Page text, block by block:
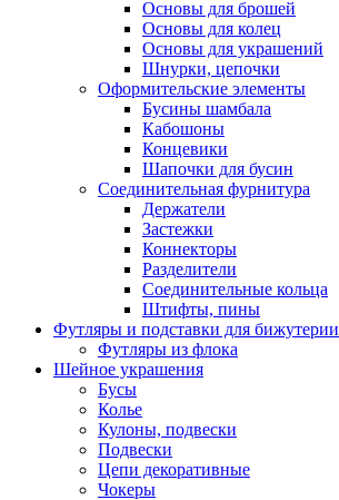
Основы для брошей
Основы для колец
Основы для украшений
Шнурки, цепочки
Оформительские элементы
Бусины шамбала
Кабошоны
Концевики
Шапочки для бусин
Соединительная фурнитура
Держатели
Застежки
Коннекторы
Разделители
Соединительные кольца
Штифты, пины
Футляры и подставки для бижутерии
Футляры из флока
Шейное украшения
Бусы
Колье
Кулоны, подвески
Подвески
Цепи декоративные
Чокеры